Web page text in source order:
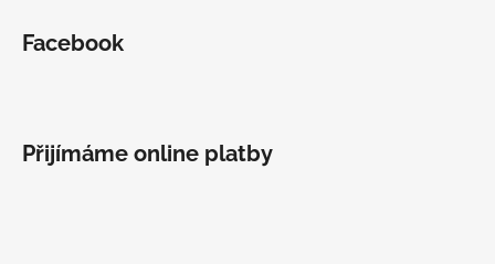
Facebook
Přijímáme online platby